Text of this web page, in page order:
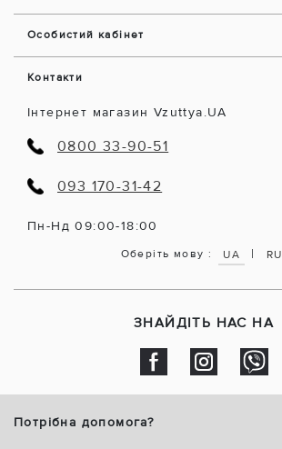
Особистий кабінет
Контакти
Інтернет магазин Vzuttya.UA
0800 33-90-51
093 170-31-42
Пн-Нд 09:00-18:00
Оберіть мову : UA | RU
ЗНАЙДІТЬ НАС НА
Потрібна допомога?